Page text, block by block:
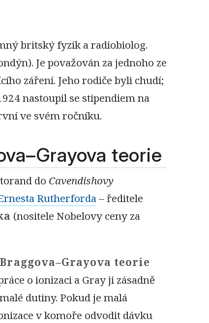
britský fyzik a radiobiolog.
Je považován za jednoho ze
záření. Jeho rodiče byli chudí;
nastoupil se stipendiem na
ve svém ročníku.
teorie
do Cavendishovy
Rutherforda – ředitele
(nositele Nobelovy ceny za
Braggova–Grayova teorie
o ionizaci a Gray ji zásadně
dutiny. Pokud je malá
v komoře odvodit dávku